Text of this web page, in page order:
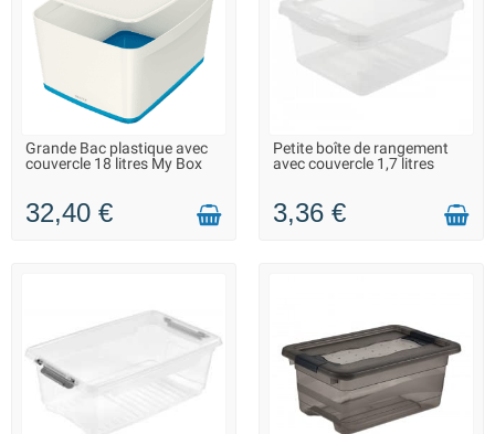
LIVRAISON 2 À 3 JOURS
Grande Bac plastique avec
couvercle 18 litres My Box
32,40 €
LIVRAISON 2 À 3 JOURS
Petite boîte de rangement
avec couvercle 1,7 litres
3,36 €